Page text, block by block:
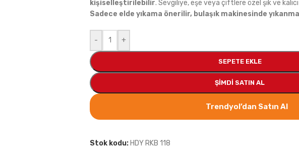
kişiselleştirilebilir. Sevgiliye, eşe veya çiftlere özel şık ve
Sadece elde yıkama önerilir, bulaşık makinesinde
- +
SEPETE EKLE
ŞIMDI SATIN AL
Trendyol’dan Satın Al
Stok kodu: HDY RKB 118